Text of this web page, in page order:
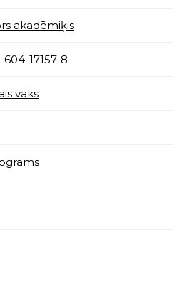
akadēmiķis
17157-8
vāks